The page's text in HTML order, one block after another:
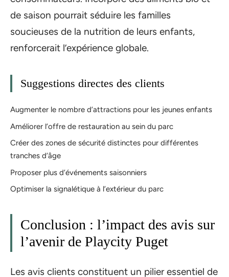
de saison pourrait séduire les familles
soucieuses de la nutrition de leurs enfants,
renforcerait l’expérience globale.
Suggestions directes des clients
Augmenter le nombre d’attractions pour les jeunes enfants
Améliorer l’offre de restauration au sein du parc
Créer des zones de sécurité distinctes pour différentes
tranches d’âge
Proposer plus d’événements saisonniers
Optimiser la signalétique à l’extérieur du parc
Conclusion : l’impact des avis sur
l’avenir de Playcity Puget
Les avis clients constituent un pilier essentiel de